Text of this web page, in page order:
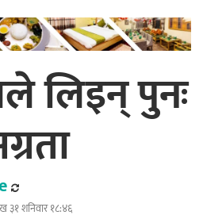
लिइन् पुनः
३१ शनिवार १८:४६